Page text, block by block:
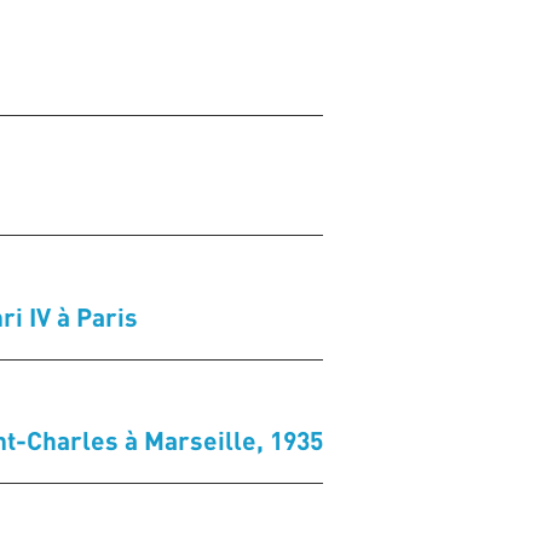
IV à Paris
Charles à Marseille, 1935